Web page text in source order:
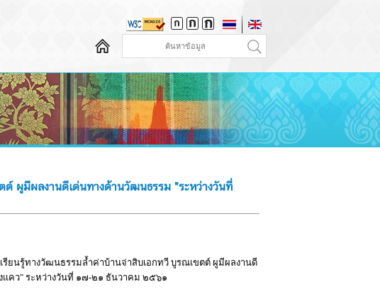
ต์ ผูมีผลงานดีเด่นทางด้านวัฒนธรรม "ระหว่างวันที่
รียนรู้ทางวัฒนธรรมล้ำค่าบ้านจ่าสิบเอกทวี บูรณเขตต์ ผูมีผลงานดี
คว" ระหว่างวันที่ ๑๗-๒๑ ธันวาคม ๒๕๖๑